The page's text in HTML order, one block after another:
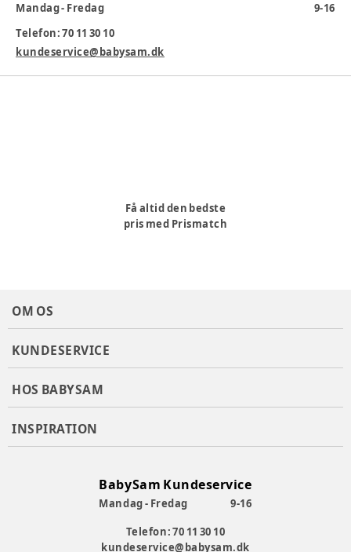
Farve:Grøn
Farvekode
Materialesammensætning
Producent:LuxKids, Løversysselvej 3C, 7100 Vejle, Danmark,
shop@luxkids.dk, www.luxkids.dk
Mandag - Fredag
9-16
Telefon: 70 11 30 10
kundeservice@babysam.dk
Få altid den bedste
pris med Prismatch
OM OS
KUNDESERVICE
HOS BABYSAM
INSPIRATION
BabySam Kundeservice
Mandag - Fredag
9-16
Telefon: 70 11 30 10
kundeservice@babysam.dk